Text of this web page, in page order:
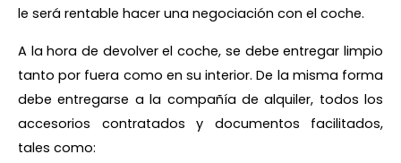
le será rentable hacer una negociación con el coche.
A la hora de devolver el coche, se debe entregar limpio
tanto por fuera como en su interior. De la misma forma
debe entregarse a la compañía de alquiler, todos los
accesorios contratados y documentos facilitados,
tales como: